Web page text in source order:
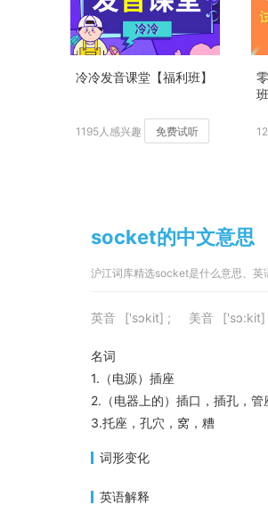
冷冷发音课堂【福利班】
1195人感兴趣 免费试听
班
socket的中文意思
沪江词库精选socket是什么意思、英
英音 ['sɔkit] ; 美音 ['sɔ:kit]
名词
1.（电源）插座
2.（电器上的）插口，插孔，管
3.托座，孔穴，窝，糟
词形变化
英语解释